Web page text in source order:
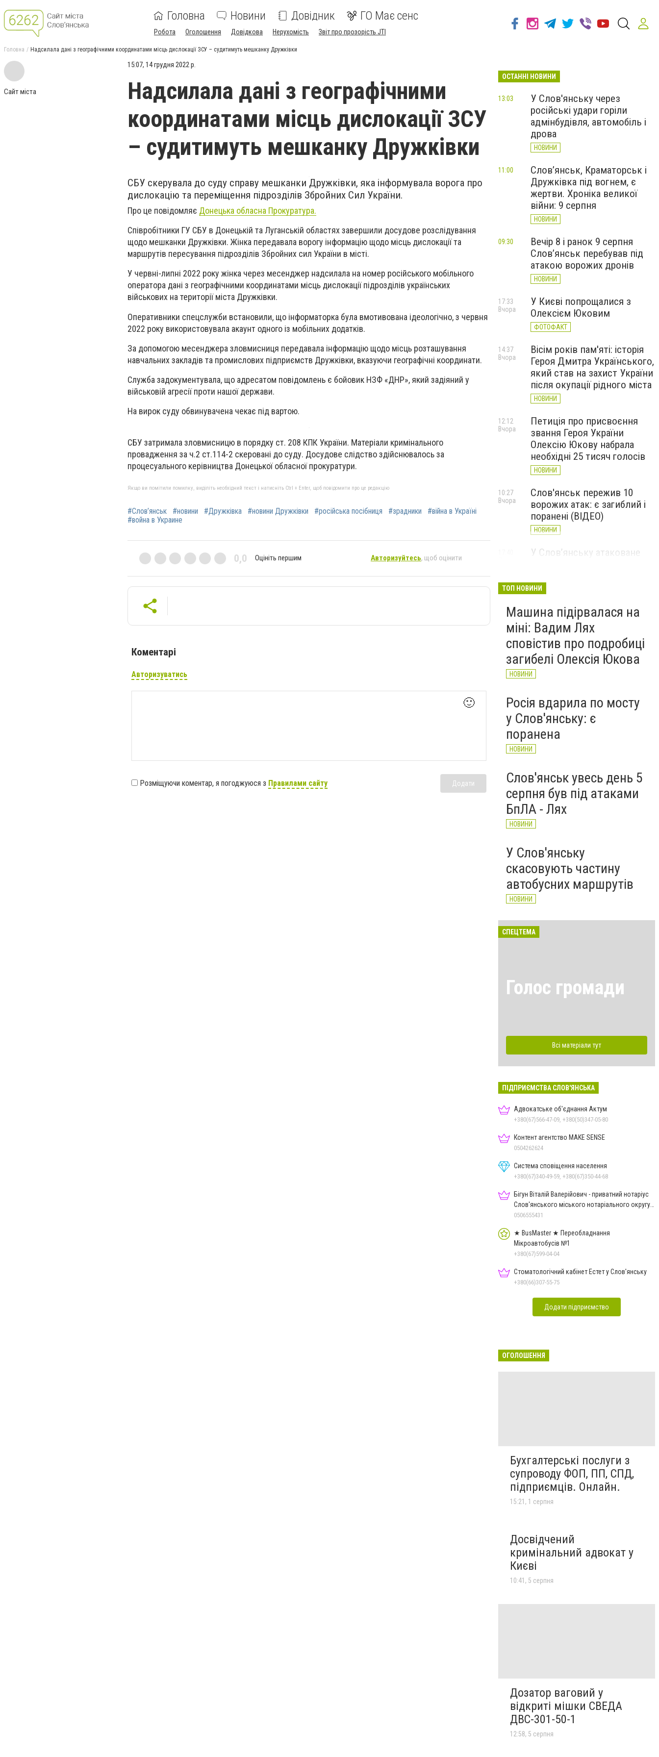
Головна Новини Довідник ГО Має сенс
Робота Оголошення Довідкова Нерухомість Звіт про прозорість JTI
Головна Надсилала дані з географічними координатами місць дислокації ЗСУ – судитимуть мешканку Дружківки
Сайт міста
15:07, 14 грудня 2022 р.
Надсилала дані з географічними
координатами місць дислокації ЗСУ
– судитимуть мешканку Дружківки
СБУ скерувала до суду справу мешканки Дружківки, яка інформувала ворога про
дислокацію та переміщення підрозділів Збройних Сил України.
Про це повідомляє Донецька обласна Прокуратура.
Співробітники ГУ СБУ в Донецькій та Луганській областях завершили досудове розслідування
щодо мешканки Дружківки. Жінка передавала ворогу інформацію щодо місць дислокації та
маршрутів пересування підрозділів Збройних сил України в місті.
У червні-липні 2022 року жінка через месенджер надсилала на номер російського мобільного
оператора дані з географічними координатами місць дислокації підрозділів українських
військових на території міста Дружківки.
Оперативники спецслужби встановили, що інформаторка була вмотивована ідеологічно, з червня
2022 року використовувала акаунт одного із мобільних додатків.
За допомогою месенджера зловмисниця передавала інформацію щодо місць розташування
навчальних закладів та промислових підприємств Дружківки, вказуючи географічні координати.
Служба задокументувала, що адресатом повідомлень є бойовик НЗФ «ДНР», який задіяний у
військовій агресії проти нашої держави.
На вирок суду обвинувачена чекає під вартою.
СБУ затримала зловмисницю в порядку ст. 208 КПК України. Матеріали кримінального
провадження за ч.2 ст.114-2 скеровані до суду. Досудове слідство здійснювалось за
процесуального керівництва Донецької обласної прокуратури.
Якщо ви помітили помилку, виділіть необхідний текст і натисніть Ctrl + Enter, щоб повідомити про це редакцію
#Слов’янськ #новини #Дружківка #новини Дружківки #російська посібниця #зрадники
#війна в Україні
#война в Украине
0,0 Оцініть першим Авторизуйтесь, щоб оцінити
Коментарі
Авторизуватись
🙂
Розміщуючи коментар, я погоджуюся з Правилами сайту Додати
ОСТАННІ НОВИНИ
У Слов'янську через
російські удари горіли
адмінбудівля, автомобіль і
дрова
НОВИНИ
13:03
Слов’янськ, Краматорськ і
Дружківка під вогнем, є
жертви. Хроніка великої
війни: 9 серпня
НОВИНИ
11:00
Вечір 8 і ранок 9 серпня
Слов’янськ перебував під
атакою ворожих дронів
НОВИНИ
09:30
У Києві попрощалися з
Олексієм Юковим
ФОТОФАКТ
17:33
Вчора
Вісім років пам'яті: історія
Героя Дмитра Українського,
який став на захист України
після окупації рідного міста
НОВИНИ
14:37
Вчора
Петиція про присвоєння
звання Героя України
Олексію Юкову набрала
необхідні 25 тисяч голосів
НОВИНИ
12:12
Вчора
Слов'янськ пережив 10
ворожих атак: є загиблий і
поранені (ВІДЕО)
НОВИНИ
10:27
Вчора
У Слов’янську атаковане
НОВИНИ
ТОП НОВИНИ
Машина підірвалася на
міні: Вадим Лях
сповістив про подробиці
загибелі Олексія Юкова
НОВИНИ
Росія вдарила по мосту
у Слов'янську: є
поранена
НОВИНИ
Слов'янськ увесь день 5
серпня був під атаками
БпЛА - Лях
НОВИНИ
У Слов'янську
скасовують частину
автобусних маршрутів
НОВИНИ
СПЕЦТЕМА
Голос громади
Всі матеріали тут
ПІДПРИЄМСТВА СЛОВ'ЯНСЬКА
Адвокатське об'єднання Актум
+380(67)566-47-09, +380(50)347-05-80
Контент агентство MAKE SENSE
0504262624
Система сповіщення населення
+380(67)340-49-59, +380(67)350-44-68
Бігун Віталій Валерійович - приватний нотаріус
Слов'янського міського нотаріального округу
Дон.обл.
0506555431
★ BusMaster ★ Переобладнання
Мікроавтобусів №1
+380(67)599-04-04
Стоматологічний кабінет Естет у Слов'янську
+380(66)307-55-75
Додати підприємство
ОГОЛОШЕННЯ
Бухгалтерські послуги з
супроводу ФОП, ПП, СПД,
підприємців. Онлайн.
15:21, 1 серпня
Досвідчений
кримінальний адвокат у
Києві
10:41, 5 серпня
Дозатор ваговий у
відкриті мішки СВЕДА
ДВС-301-50-1
12:58, 5 серпня